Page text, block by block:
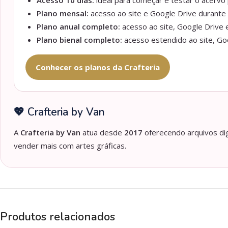
Plano mensal: acesso ao site e Google Drive
Plano anual completo: acesso ao site, Google Drive
Plano bienal completo: acesso estendido ao site,
Conhecer os planos da Crafteria
💖 Crafteria by Van
A Crafteria by Van atua desde 2017 oferecendo arquivos
vender mais com artes gráficas.
Produtos relacionados